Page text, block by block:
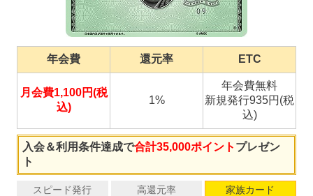
年会費 還元率 ETC
月会費1,100円(税
込)
1%
年会費無料
新規発行935円(税
込)
入会＆利用条件達成で合計35,000ポイント プレゼン
ト
スピード発行 高還元率
家族カード